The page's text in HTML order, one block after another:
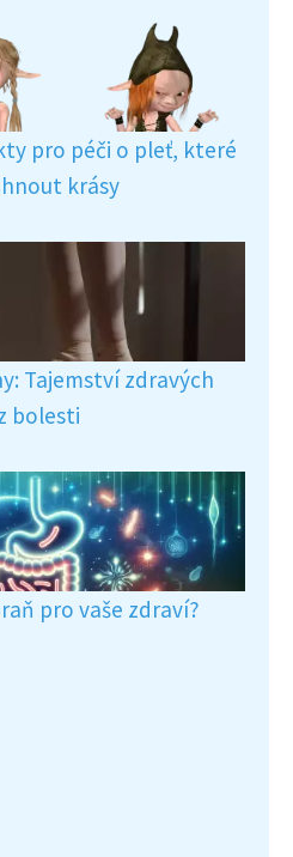
pro péči o pleť, které
krásy
Tajemství zdravých
bolesti
pro vaše zdraví?